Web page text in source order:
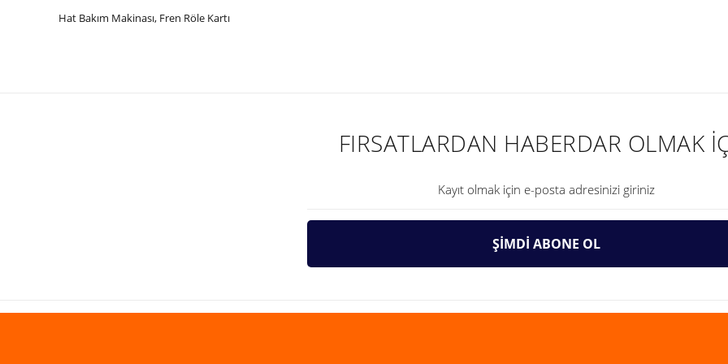
Hat Bakım Makinası, Fren Röle Kartı
Gönder
FIRSATLARDAN HABERDAR OLMAK
ŞİMDİ ABONE OL